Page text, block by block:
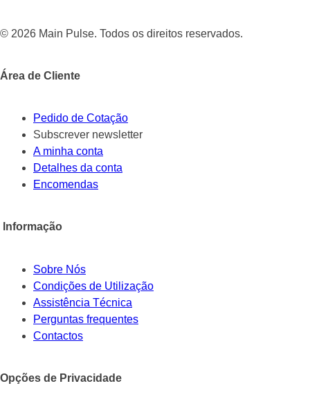
© 2026 Main Pulse. Todos os direitos reservados.
Área de Cliente
Pedido de Cotação
Subscrever newsletter
A minha conta
Detalhes da conta
Encomendas
Informação
Sobre Nós
Condições de Utilização
Assistência Técnica
Perguntas frequentes
Contactos
Opções de Privacidade